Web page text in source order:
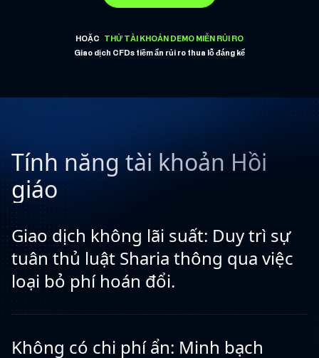
HOẶC
THỬ TÀI KHOẢN DEMO MIỄN RỦI RO
Giao dịch CFDs tiềm ẩn rủi ro thua lỗ đáng kể
Tính năng tài khoản Hồi
giáo
Giao dịch không lãi suất: Duy trì sự
tuân thủ luật Sharia thông qua việc
loại bỏ phí hoán đổi.
Không có chi phí ẩn: Minh bạch